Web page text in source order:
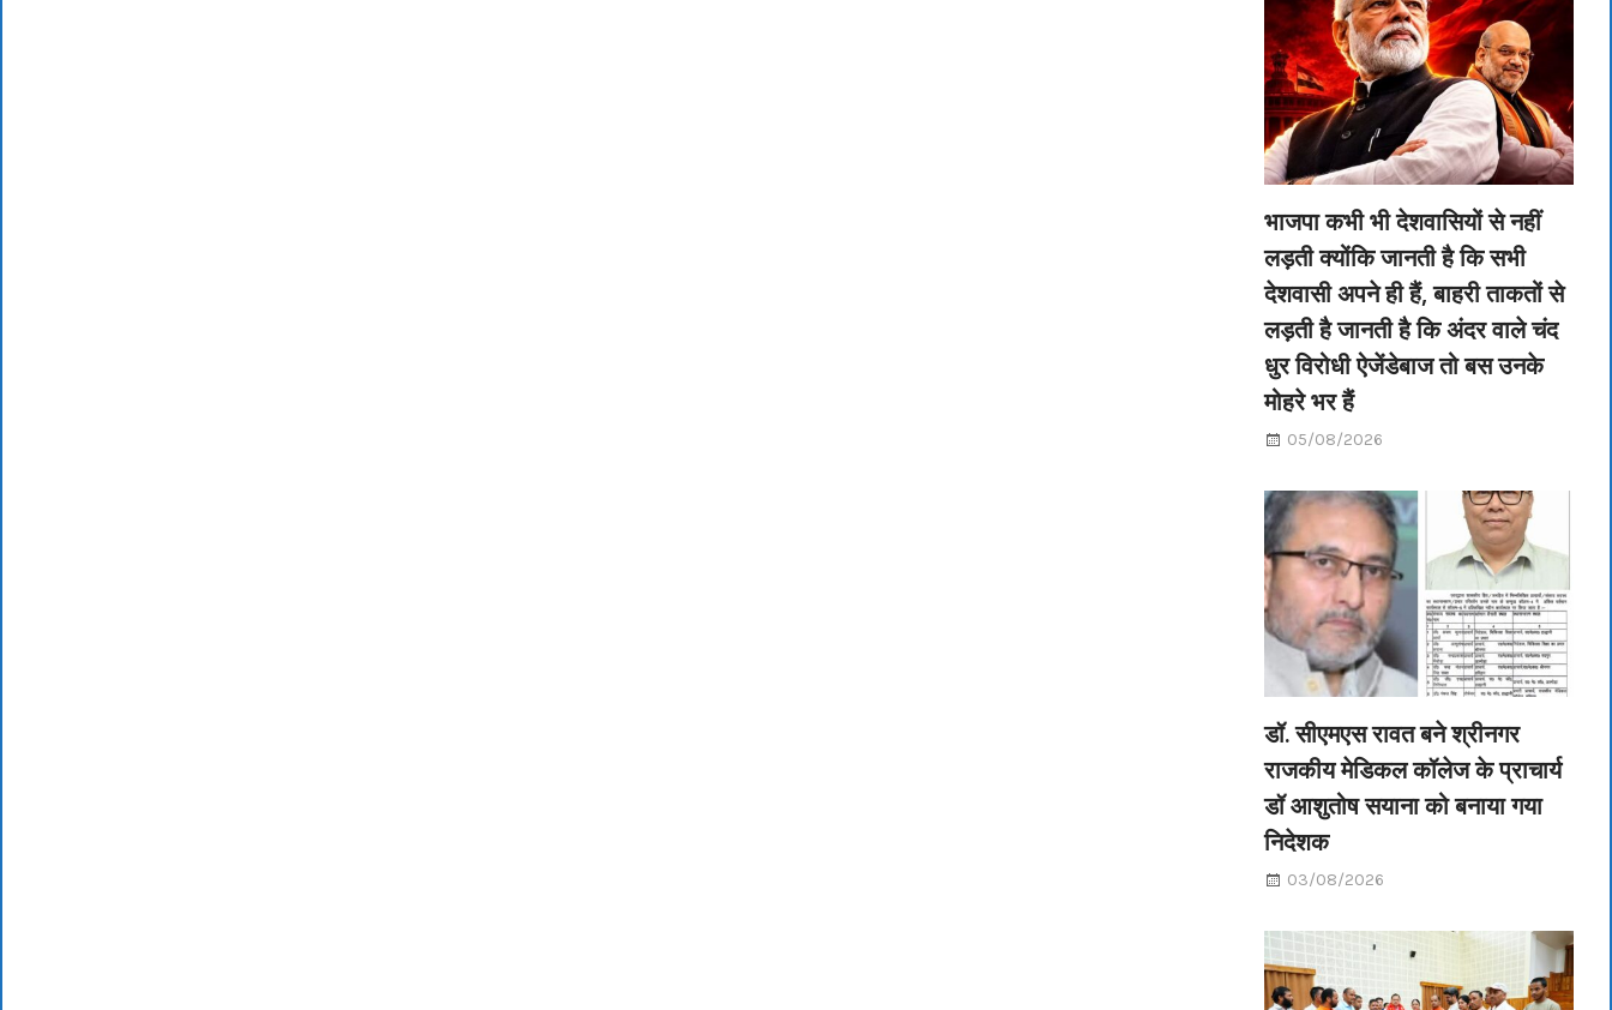
भाजपा कभी भी देशवासियों से नहीं
लड़ती क्योंकि जानती है कि सभी
देशवासी अपने ही हैं, बाहरी ताकतों से
लड़ती है जानती है कि अंदर वाले चंद
धुर विरोधी ऐजेंडेबाज तो बस उनके
मोहरे भर हैं
05/08/2026
डॉ. सीएमएस रावत बने श्रीनगर
राजकीय मेडिकल कॉलेज के प्राचार्य
डॉ आशुतोष सयाना को बनाया गया
निदेशक
03/08/2026